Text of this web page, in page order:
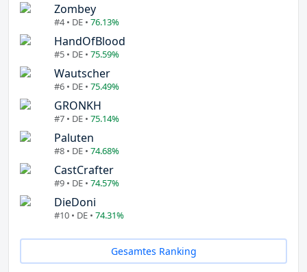
Zombey
#4 • DE • 76.13%
HandOfBlood
#5 • DE • 75.59%
Wautscher
#6 • DE • 75.49%
GRONKH
#7 • DE • 75.14%
Paluten
#8 • DE • 74.68%
CastCrafter
#9 • DE • 74.57%
DieDoni
#10 • DE • 74.31%
Gesamtes Ranking